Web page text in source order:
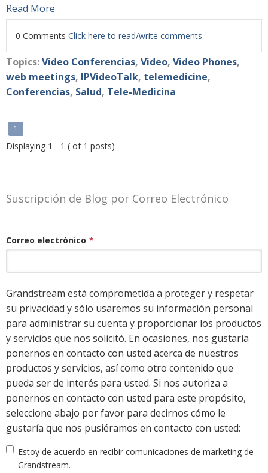
Read More
0 Comments Click here to read/write comments
Topics:Video Conferencias, Video, Video Phones,
web meetings, IPVideoTalk, telemedicine,
Conferencias, Salud, Tele-Medicina
1
Displaying 1 - 1 ( of 1 posts)
Suscripción de Blog por Correo Electrónico
Correo electrónico *
Grandstream está comprometida a proteger y respetar
su privacidad y sólo usaremos su información personal
para administrar su cuenta y proporcionar los productos
y servicios que nos solicitó. En ocasiones, nos gustaría
ponernos en contacto con usted acerca de nuestros
productos y servicios, así como otro contenido que
pueda ser de interés para usted. Si nos autoriza a
ponernos en contacto con usted para este propósito,
seleccione abajo por favor para decirnos cómo le
gustaría que nos pusiéramos en contacto con usted:
Estoy de acuerdo en recibir comunicaciones de marketing de
Grandstream.